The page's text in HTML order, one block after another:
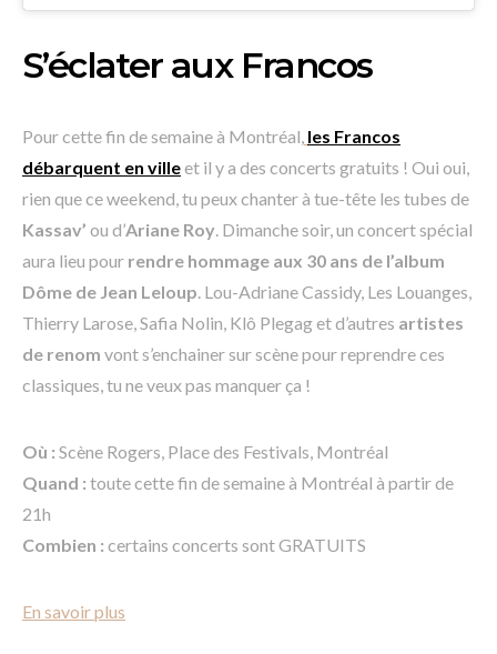
S’éclater aux Francos
Pour cette fin de semaine à Montréal, les Francos
débarquent en villeet il y a des concerts gratuits ! Oui oui,
rien que ce weekend, tu peux chanter à tue-tête les tubes de
Kassav’ ou d’Ariane Roy. Dimanche soir, un concert spécial
aura lieu pour rendre hommage aux 30 ans de l’album
Dôme de Jean Leloup. Lou-Adriane Cassidy, Les Louanges,
Thierry Larose, Safia Nolin, Klô Plegag et d’autres artistes
de renom vont s’enchainer sur scène pour reprendre ces
classiques, tu ne veux pas manquer ça !
Où : Scène Rogers, Place des Festivals, Montréal
Quand : toute cette fin de semaine à Montréal à partir de
21h
Combien : certains concerts sont GRATUITS
En savoir plus